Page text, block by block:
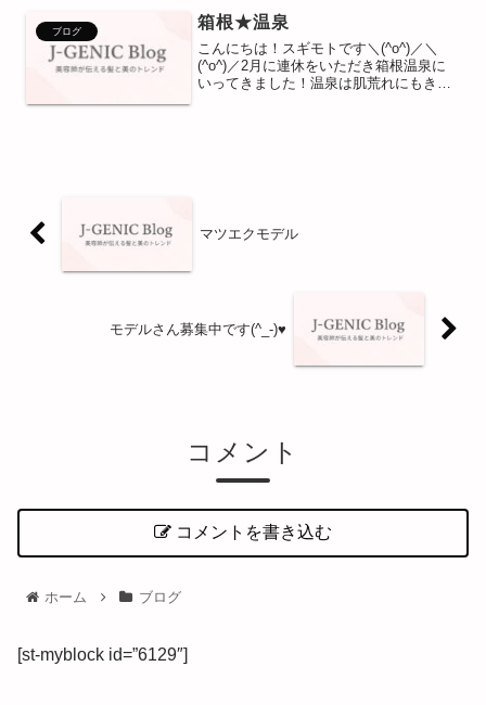
なる...
ブログ 箱根★温泉
こんにちは！スギモトです＼(^o^)／＼
(^o^)／2月に連休をいただき箱根温泉に
いってきました！温泉は肌荒れにもきき
マツエクモデル
モデルさん募集中です(^_-)♥
コメント
コメントを書き込む
ホーム ブログ
[st-myblock id=”6129″]